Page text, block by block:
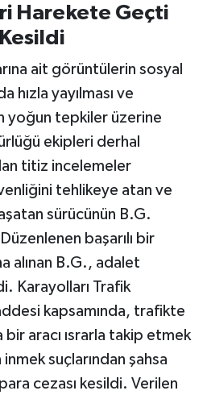
Harekete Geçti
ait görüntülerin sosyal
hızla yayılması ve
yoğun tepkiler üzerine
ekipleri derhal
titiz incelemeler
tehlikeye atan ve
sürücünün B.G.
başarılı bir
alınan B.G., adalet
Karayolları Trafik
kapsamında, trafikte
bir aracı ısrarla takip etmek
suçlarından şahsa
cezası kesildi. Verilen